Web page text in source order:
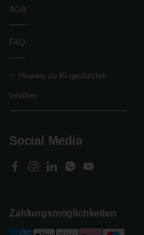
AGB
FAQ
✨ Hinweis zu KI-gestützten
Inhalten
Social Media
FacebookInstagram
LinkedInWhatsAppYouTube
Zahlungsmöglichkeiten